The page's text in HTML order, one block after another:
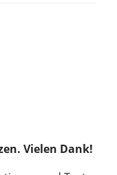
Vielen Dank!